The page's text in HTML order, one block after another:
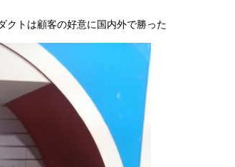
クトは顧客の好意に国内外で勝った